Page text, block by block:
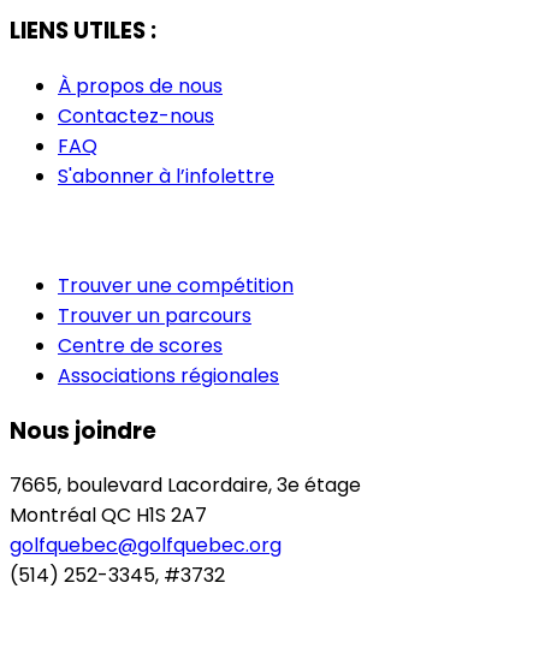
LIENS UTILES :
À propos de nous
Contactez-nous
FAQ
S'abonner à l’infolettre
Trouver une compétition
Trouver un parcours
Centre de scores
Associations régionales
Nous joindre
7665, boulevard Lacordaire, 3e étage
Montréal QC H1S 2A7
golfquebec@golfquebec.org
(514) 252-3345, #3732